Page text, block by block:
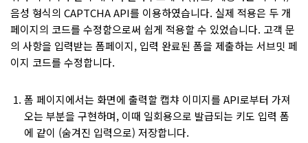
음성 형식의 CAPTCHA API를 이용하였습니다. 실제 적용은 두 개
페이지의 코드를 수정함으로써 쉽게 적용할 수 있었습니다. 고객 문
의 사항을 입력받는 폼페이지, 입력 완료된 폼을 제출하는 서브밋 페
이지 코드를 수정합니다.
폼 페이지에서는 화면에 출력할 캡챠 이미지를 API로부터 가져
오는 부분을 구현하며, 이때 일회용으로 발급되는 키도 입력 폼
에 같이 (숨겨진 입력으로) 저장합니다.